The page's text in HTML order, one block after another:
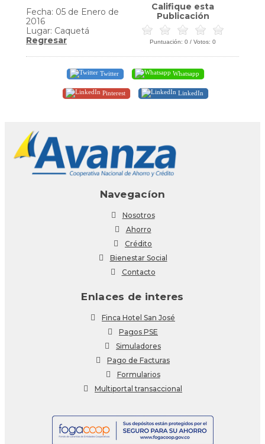
Fecha: 05 de Enero de
2016
Lugar: Caquetá
Regresar
Califique esta
Publicación
Puntuación: 0 / Votos: 0
Twitter Whatsapp
Pinterest LinkedIn
Navegacíon
Nosotros
Ahorro
Crédito
Bienestar Social
Contacto
Enlaces de interes
Finca Hotel San José
Pagos PSE
Simuladores
Pago de Facturas
Formularios
Multiportal transaccional